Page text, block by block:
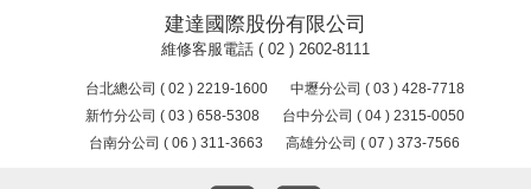
建達國際股份有限公司
維修客服電話 ( 02 ) 2602-8111
台北總公司 ( 02 ) 2219-1600
中壢分公司 ( 03 ) 428-7718
新竹分公司 ( 03 ) 658-5308
台中分公司 ( 04 ) 2315-0050
台南分公司 ( 06 ) 311-3663
高雄分公司 ( 07 ) 373-7566